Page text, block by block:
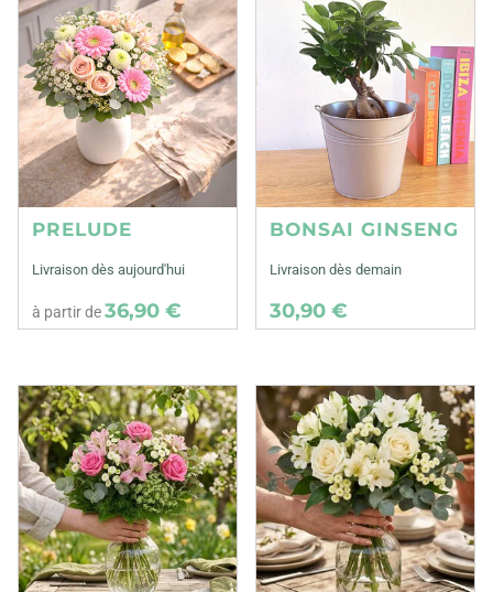
PRELUDE
Livraison dès aujourd'hui
à partir de36,90 €
BONSAI GINSENG
Livraison dès demain
30,90 €